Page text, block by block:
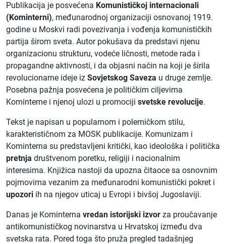
Publikacija je posvećena Komunističkoj internacionali
(Kominterni), međunarodnoj organizaciji osnovanoj 1919.
godine u Moskvi radi povezivanja i vođenja komunističkih
partija širom sveta. Autor pokušava da predstavi njenu
organizacionu strukturu, vodeće ličnosti, metode rada i
propagandne aktivnosti, i da objasni način na koji je širila
revolucionarne ideje iz Sovjetskog Saveza u druge zemlje.
Posebna pažnja posvećena je političkim ciljevima
Kominterne i njenoj ulozi u promociji svetske revolucije.
Tekst je napisan u popularnom i polemičkom stilu,
karakterističnom za MOSK publikacije. Komunizam i
Kominterna su predstavljeni kritički, kao ideološka i politička
pretnja društvenom poretku, religiji i nacionalnim
interesima. Knjižica nastoji da upozna čitaoce sa osnovnim
pojmovima vezanim za međunarodni komunistički pokret i
upozori ih na njegov uticaj u Evropi i bivšoj Jugoslaviji.
Danas je Kominterna vredan istorijski izvor za proučavanje
antikomunističkog novinarstva u Hrvatskoj između dva
svetska rata. Pored toga što pruža pregled tadašnjeg